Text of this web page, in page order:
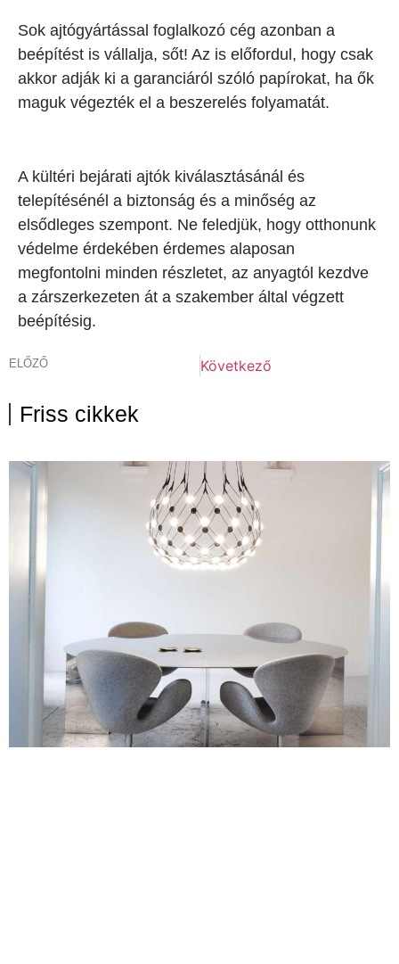
Sok ajtógyártással foglalkozó cég azonban a
beépítést is vállalja, sőt! Az is előfordul, hogy csak
akkor adják ki a garanciáról szóló papírokat, ha ők
maguk végezték el a beszerelés folyamatát.
A kültéri bejárati ajtók kiválasztásánál és
telepítésénél a biztonság és a minőség az
elsődleges szempont. Ne feledjük, hogy otthonunk
védelme érdekében érdemes alaposan
megfontolni minden részletet, az anyagtól kezdve
a zárszerkezeten át a szakember által végzett
beépítésig.
ELŐZŐ Következő
Friss cikkek